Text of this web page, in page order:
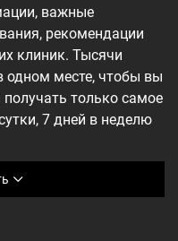
важные
рекомендации
клиник. Тысячи
одном месте, чтобы вы
только самое
7 дней в неделю